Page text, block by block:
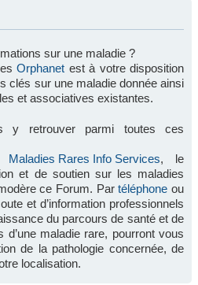
sur une maladie ?
Orphanet est à votre disposition
clés sur une maladie donnée ainsi
et associatives existantes.
y retrouver parmi toutes ces
Maladies Rares Info Services, le
et de soutien sur les maladies
ce Forum. Partéléphone ou
et d’information professionnels
du parcours de santé et de
maladie rare, pourront vous
de la pathologie concernée, de
localisation.